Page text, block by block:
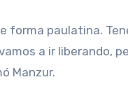
forma paulatina.
a ir liberando,
Manzur.